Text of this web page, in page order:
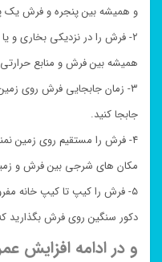
و همیشه بین پنجره و فرش یک
۲- فرش را در نزدیکی بخاری و
همیشه بین فرش و منابع
۳- زمان جابجایی فرش روی
جابجا کنید.
۴- فرش را مستقیم روی زمین
مکان های شرجی بین فرش و
۵- فرش را کیپ تا کیپ خانه
دکور سنگین روی فرش بگذارید
و در ادامه افزایش عمر فرش ۵۰۰